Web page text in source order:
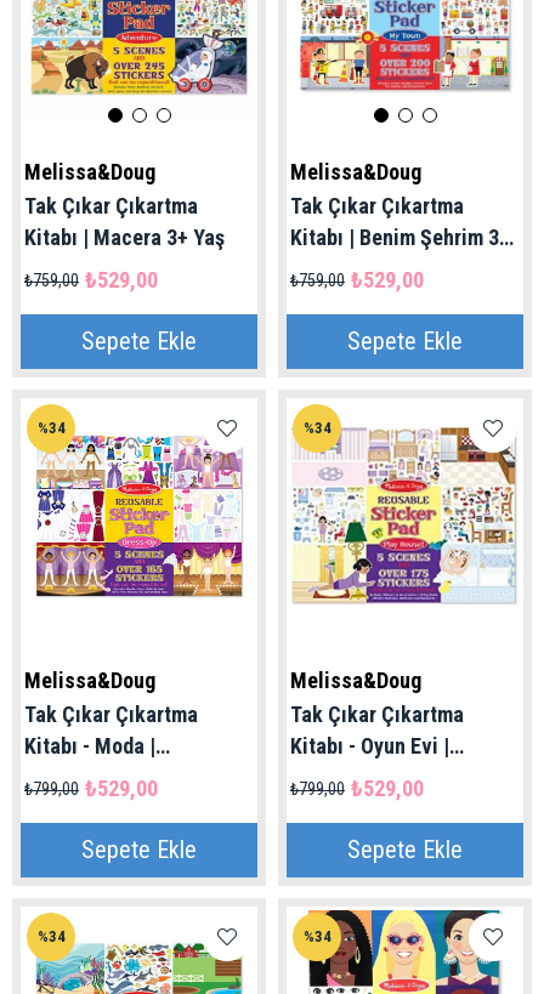
Melissa&Doug
Tak Çıkar Çıkartma
Kitabı | Macera 3+ Yaş
₺529,00
₺759,00
Sepete Ekle
Melissa&Doug
Tak Çıkar Çıkartma
Kitabı | Benim Şehrim 3+
Yaş
₺529,00
₺759,00
Sepete Ekle
Melissa&Doug
Tak Çıkar Çıkartma
Kitabı - Moda |
Melissa&Doug 4+ Yaş
₺529,00
₺799,00
Sepete Ekle
%34
Melissa&Doug
Tak Çıkar Çıkartma
Kitabı - Oyun Evi |
Melissa&Doug 4+ Yaş
₺529,00
₺799,00
Sepete Ekle
%34
%34 %34